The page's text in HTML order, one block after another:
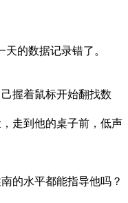
的数据记录错了。
握着鼠标开始翻找数
走到他的桌子前，低声
的水平都能指导他吗？